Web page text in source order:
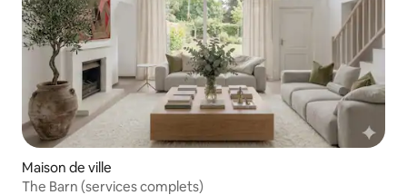
Maison de ville
The Barn (services complets)